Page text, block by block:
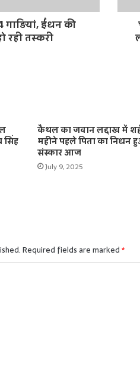
ईंधन की
तस्करी
सिंह
कैथल का जवान लद्दाख में
महीने पहले पिता का निधन
संस्कार आज
July 9, 2025
Required fields are marked*